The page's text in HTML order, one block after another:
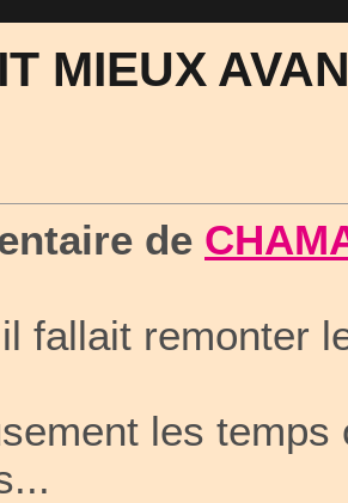
MIEUX
de
fallait remonter
les